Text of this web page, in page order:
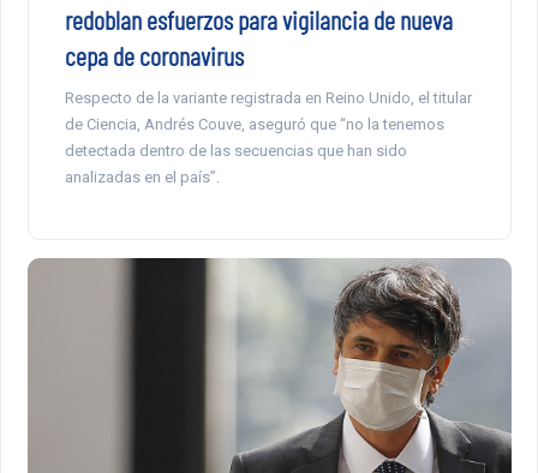
redoblan esfuerzos para vigilancia de nueva
cepa de coronavirus
Respecto de la variante registrada en Reino Unido, el titular
de Ciencia, Andrés Couve, aseguró que “no la tenemos
detectada dentro de las secuencias que han sido
analizadas en el país”.